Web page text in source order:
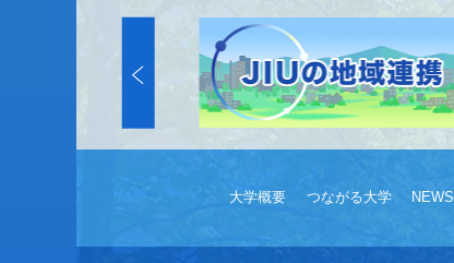
大学概要 つながる大学 NEWS